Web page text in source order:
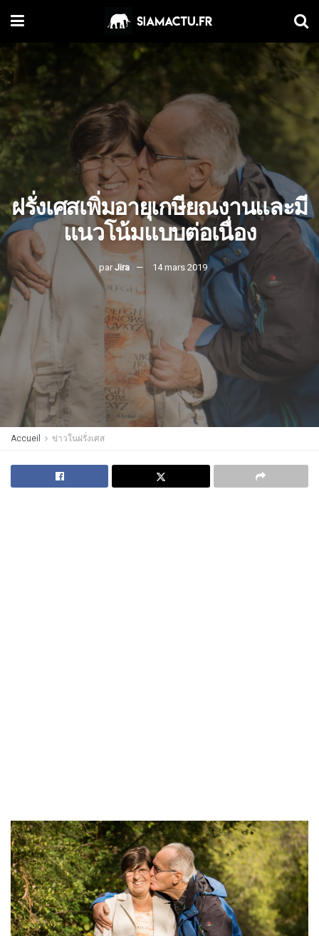
ฝรั่งเศสเพิ่มอายุเกษียณงานและมี
แนวโน้มแบบต่อเนื่อง
par Jira 14 mars 2019
Accueil ข่าวในฝรั่งเศส